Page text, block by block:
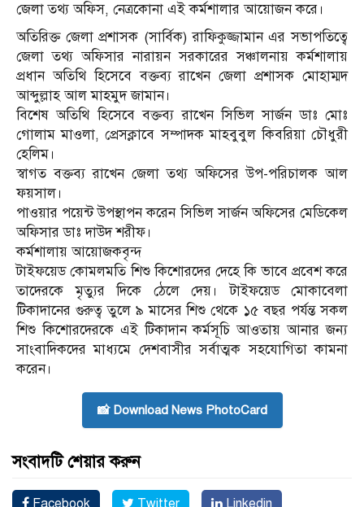
জেলা তথ্য অফিস, নেত্রকোনা এই কর্মশালার আয়োজন করে।
অতিরিক্ত জেলা প্রশাসক (সার্বিক) রাফিকুজ্জামান এর সভাপতিত্বে
জেলা তথ্য অফিসার নারায়ন সরকারের সঞ্চালনায় কর্মশালায়
প্রধান অতিথি হিসেবে বক্তব্য রাখেন জেলা প্রশাসক মোহাম্মদ
আব্দুল্লাহ আল মাহমুদ জামান।
বিশেষ অতিথি হিসেবে বক্তব্য রাখেন সিভিল সার্জন ডাঃ মোঃ
গোলাম মাওলা, প্রেসক্লাবে সম্পাদক মাহবুবুল কিবরিয়া চৌধুরী
হেলিম।
স্বাগত বক্তব্য রাখেন জেলা তথ্য অফিসের উপ-পরিচালক আল
ফয়সাল।
পাওয়ার পয়েন্ট উপস্থাপন করেন সিভিল সার্জন অফিসের মেডিকেল
অফিসার ডাঃ দাউদ শরীফ।
কর্মশালায় আয়োজকবৃন্দ
টাইফয়েড কোমলমতি শিশু কিশোরদের দেহে কি ভাবে প্রবেশ করে
তাদেরকে মৃত্যুর দিকে ঠেলে দেয়। টাইফয়েড মোকাবেলা
টিকাদানের গুরুত্ব তুলে ৯ মাসের শিশু থেকে ১৫ বছর পর্যন্ত সকল
শিশু কিশোরদেরকে এই টিকাদান কর্মসূচি আওতায় আনার জন্য
সাংবাদিকদের মাধ্যমে দেশবাসীর সর্বাত্মক সহযোগিতা কামনা
করেন।
📸 Download News PhotoCard
সংবাদটি শেয়ার করুন